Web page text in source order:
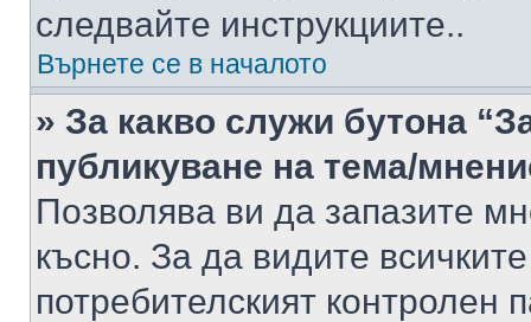
следвайте инструкциите..
Върнете се в началото
» За какво служи бутона
публикуване на тема/
Позволява ви да запазите
късно. За да видите
потребителският контролен